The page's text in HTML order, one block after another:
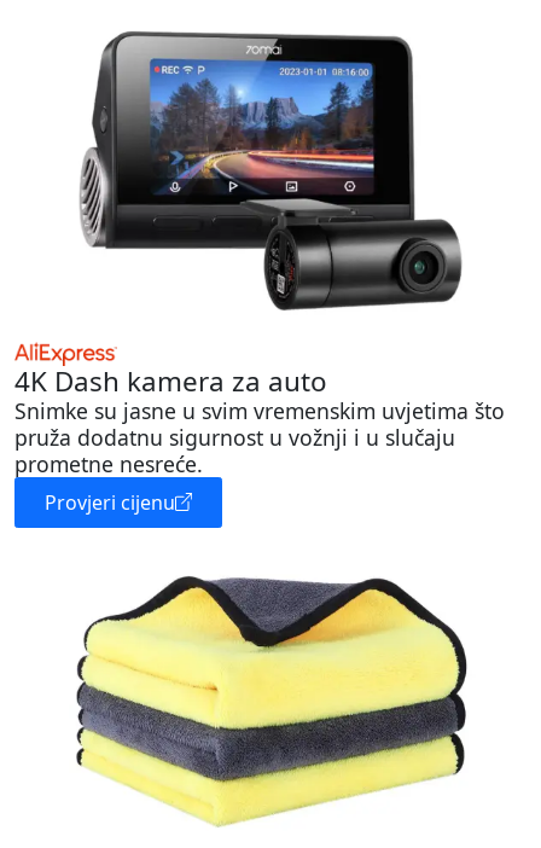
4K Dash kamera za auto
Snimke su jasne u svim vremenskim uvjetima što
pruža dodatnu sigurnost u vožnji i u slučaju
prometne nesreće.
Provjeri cijenu